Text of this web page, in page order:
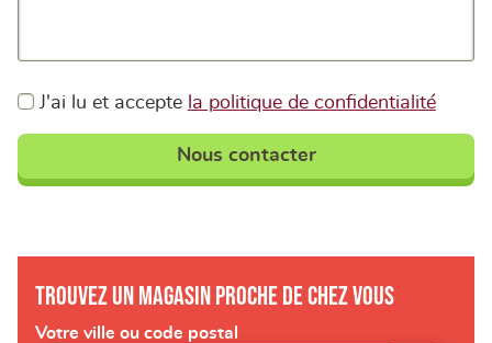
J'ai lu et accepte la politique de confidentialité
Nous contacter
Trouvez un magasin proche de chez vous
Votre ville ou code postal